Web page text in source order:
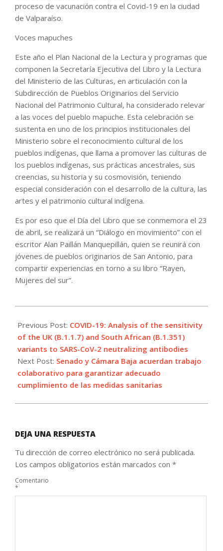
proceso de vacunación contra el Covid-19 en la ciudad
de Valparaíso.
Voces mapuches
Este año el Plan Nacional de la Lectura y programas que
componen la Secretaría Ejecutiva del Libro y la Lectura
del Ministerio de las Culturas, en articulación con la
Subdirección de Pueblos Originarios del Servicio
Nacional del Patrimonio Cultural, ha considerado relevar
a las voces del pueblo mapuche. Esta celebración se
sustenta en uno de los principios institucionales del
Ministerio sobre el reconocimiento cultural de los
pueblos indígenas, que llama a promover las culturas de
los pueblos indígenas, sus prácticas ancestrales, sus
creencias, su historia y su cosmovisión, teniendo
especial consideración con el desarrollo de la cultura, las
artes y el patrimonio cultural indígena.
Es por eso que el Día del Libro que se conmemora el 23
de abril, se realizará un “Diálogo en movimiento” con el
escritor Alan Paillán Manquepillán, quien se reunirá con
jóvenes de pueblos originarios de San Antonio, para
compartir experiencias en torno a su libro “Rayen,
Mujeres del sur”.
03-
30
Previous Post: COVID-19: Analysis of the sensitivity
of the UK (B.1.1.7) and South African (B.1.351)
variants to SARS-CoV-2 neutralizing antibodies
Next Post: Senado y Cámara Baja acuerdan trabajo
colaborativo para garantizar adecuado
cumplimiento de las medidas sanitarias
DEJA UNA RESPUESTA
Tu dirección de correo electrónico no será publicada.
Los campos obligatorios están marcados con *
Comentario
*